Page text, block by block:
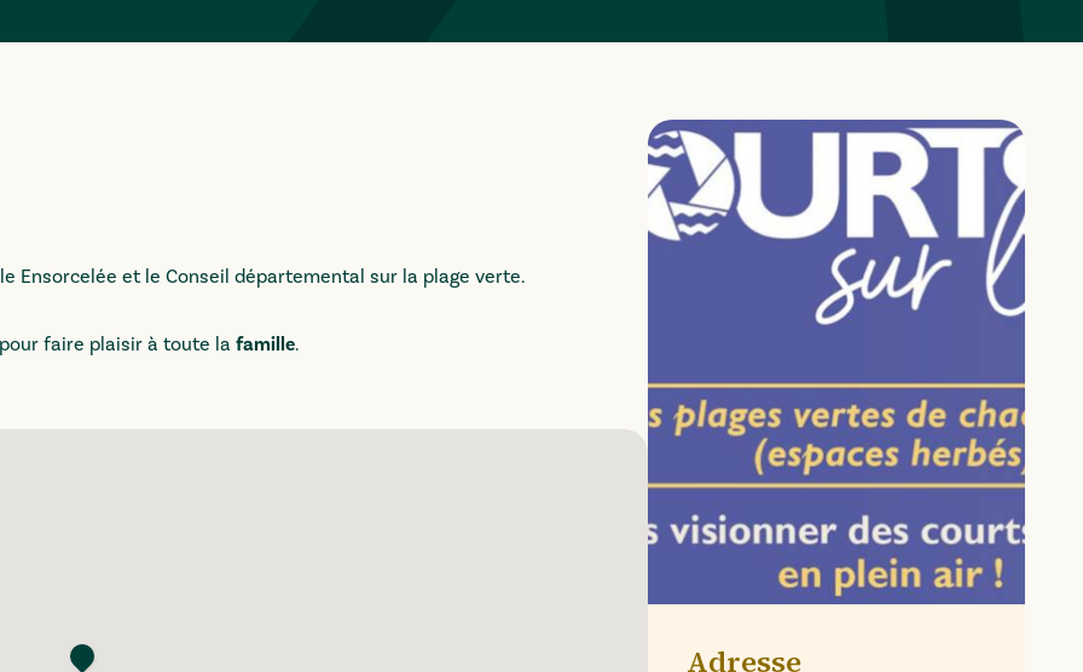
Ensorcelée et le Conseil départemental sur la plage verte.
faire plaisir à toute la famille.
Adresse